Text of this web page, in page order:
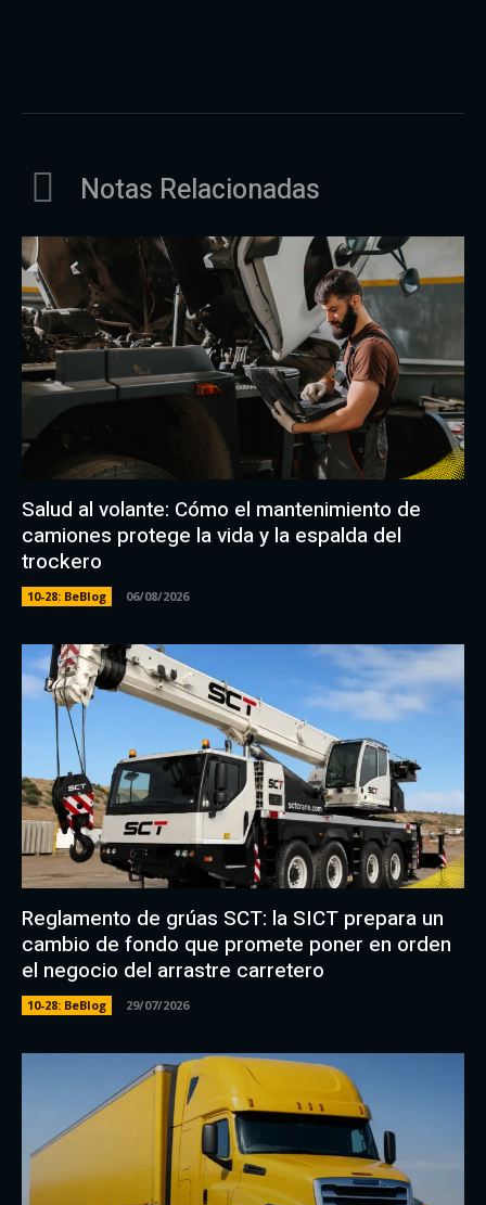
Notas Relacionadas
Salud al volante: Cómo el mantenimiento de
camiones protege la vida y la espalda del
trockero
10-28: BeBlog 06/08/2026
Reglamento de grúas SCT: la SICT prepara un
cambio de fondo que promete poner en orden
el negocio del arrastre carretero
10-28: BeBlog 29/07/2026